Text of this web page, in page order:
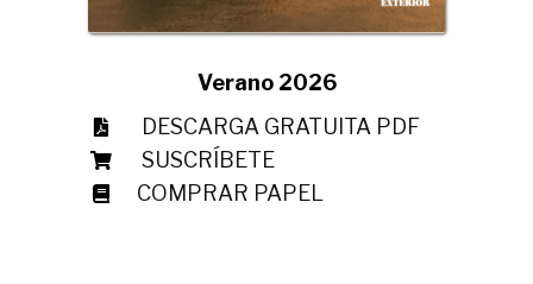
Verano 2026
DESCARGA GRATUITA PDF
SUSCRÍBETE
COMPRAR PAPEL